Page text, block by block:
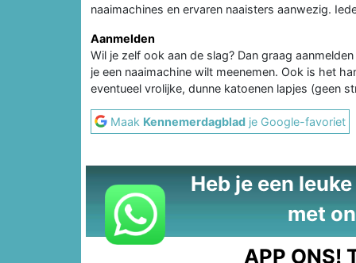
naaimachines en ervaren naaisters aanwezig.
Aanmelden
Wil je zelf ook aan de slag? Dan graag aanmelden
je een naaimachine wilt meenemen. Ook is het
eventueel vrolijke, dunne katoenen lapjes (geen
Maak Kennemerdagblad je Google-favoriet
Heb je een
met
APP ONS!